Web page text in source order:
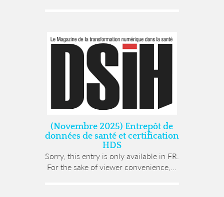
(Novembre 2025) Entrepôt de
données de santé et certification
HDS
Sorry, this entry is only available in FR.
For the sake of viewer convenience,...